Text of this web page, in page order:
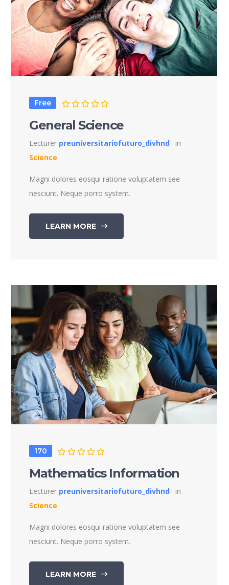
Free
General Science
Lecturer preuniversitariofuturo_divhnd
in
Science
Magni dolores eosqui ratione voluptatem see
nesciunt. Neque porro system.
LEARN MORE
170
Mathematics Information
Lecturer preuniversitariofuturo_divhnd
in
Science
Magni dolores eosqui ratione voluptatem see
nesciunt. Neque porro system.
LEARN MORE